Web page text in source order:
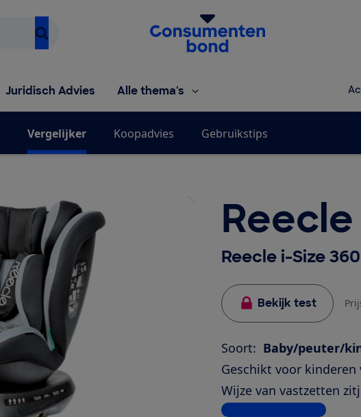
Homepage van de Consumentenbond
Juridisch Advies Alle thema's
Vergelijker Koopadvies Gebruikstips
Reecle
Reecle i-Size
Bekijk test
Soort: Baby/peuter/
Geschikt voor kinderen
Wijze van vastzetten
Bekijk alle specificaties